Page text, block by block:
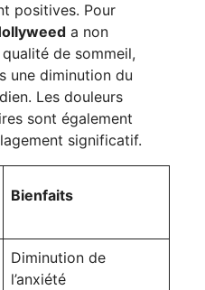
positives. Pour
a non
de sommeil,
une diminution du
Les douleurs
sont également
significatif.
Bienfaits
Diminution de
l’anxiété